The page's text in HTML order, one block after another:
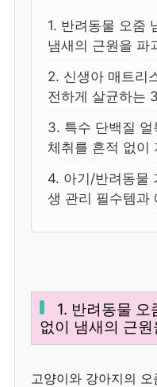
1. 반려동물 오줌
냄새의 근원을 파
2. 신생아 매트리
전하게 살균하는
3. 특수 단백질
체취를 흔적 없이
4. 아기/반려동물
생 관리 필수템과
1. 반려동물
없이 냄새의 근
고양이와 강아지의